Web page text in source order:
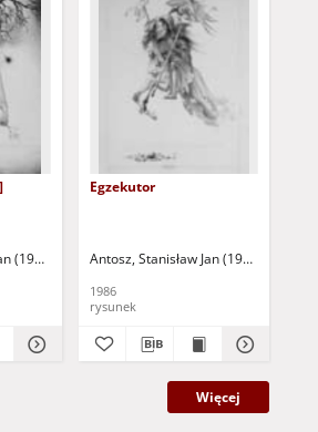
(1949-2004)
Egzekutor
Antosz, Stanisław Jan (1949-2004)
1986
rysunek
Więcej